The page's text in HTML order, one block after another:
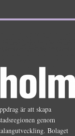
är att skapa
genom
Bolaget